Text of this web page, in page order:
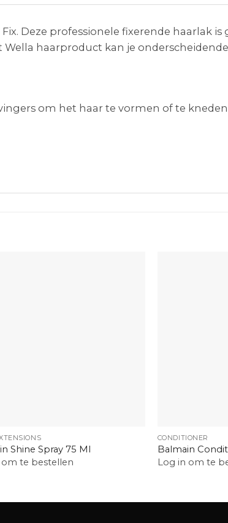
Deze professionele fixerende haarlak
haarproduct kan je
om het haar te vormen of te
Shine Spray 75 Ml
om te bestellen
CONDITIONER
Balmain
Log in om te